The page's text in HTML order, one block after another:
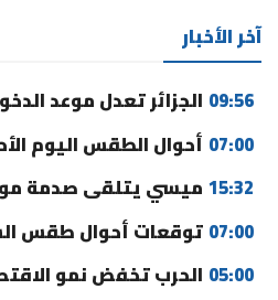
آخر الأخبار
09:56 الجزائر تعدل موعد
07:00 أحوال الطقس اليوم
15:32 ميسي يتلقى صدمة
07:00 توقعات أحوال طقس
05:00 الحرب تخفض نمو